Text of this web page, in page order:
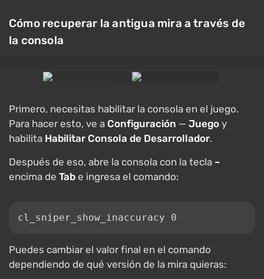
Cómo recuperar la antigua mira a través de
la consola
Primero, necesitas habilitar la consola en el juego.
Para hacer esto, ve a Configuración — Juego y
habilita Habilitar Consola de Desarrollador.
Después de eso, abre la consola con la tecla ~
encima de Tab e ingresa el comando:
cl_sniper_show_inaccuracy 0
Puedes cambiar el valor final en el comando
dependiendo de qué versión de la mira quieras: